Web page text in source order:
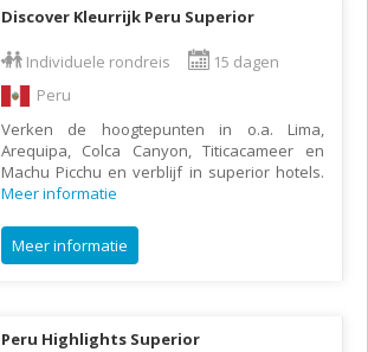
Discover Kleurrijk Peru Superior
Individuele rondreis
15 dagen
Peru
Verken de hoogtepunten in o.a. Lima,
Arequipa, Colca Canyon, Titicacameer en
Machu Picchu en verblijf in superior hotels.
Meer informatie
Meer informatie
Peru Highlights Superior